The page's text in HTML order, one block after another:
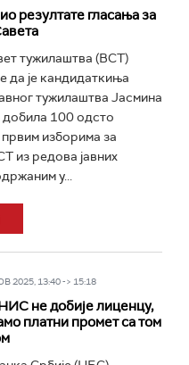
резултате гласања за
тужилаштва (ВСТ)
да је кандидаткиња
тужилаштва Јасмина
100 одсто
првим изборима за
из редова јавних
у...
2025, 13:40 -> 15:18
не добије лиценцу,
платни промет са том